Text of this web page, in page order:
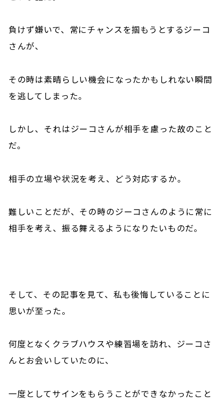
負けず嫌いで、常にチャンスを掴もうとするジーコ
さんが、
その時は素晴らしい機会になったかもしれない瞬間
を逃してしまった。
しかし、それはジーコさんが相手を慮った故のこと
だ。
相手の立場や状況を考え、どう対応するか。
難しいことだが、その時のジーコさんのように常に
相手を考え、振る舞えるようになりたいものだ。
そして、その記事を見て、私も後悔していることに
思いが至った。
何度となくクラブハウスや練習場を訪れ、ジーコさ
んとお会いしていたのに、
一度としてサインをもらうことができなかったこと